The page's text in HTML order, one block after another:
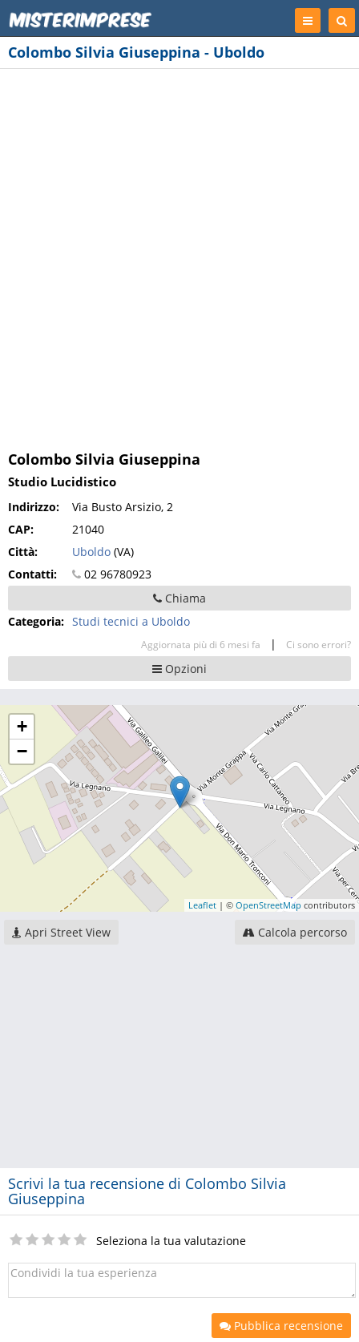
Registrati
Colombo Silvia Giuseppina - Uboldo
Colombo Silvia Giuseppina
Studio Lucidistico
Indirizzo:
Via Busto Arsizio, 2
CAP:
21040
Città:
Uboldo (VA)
Contatti:
02 96780923
Chiama
Categoria: Studi tecnici a Uboldo
Aggiornata più di 6 mesi fa | Ci sono errori?
Opzioni
+
−
Leaflet | © OpenStreetMap contributors
Apri Street View Calcola percorso
Scrivi la tua recensione di Colombo Silvia
Giuseppina
Seleziona la tua valutazione
Pubblica recensione